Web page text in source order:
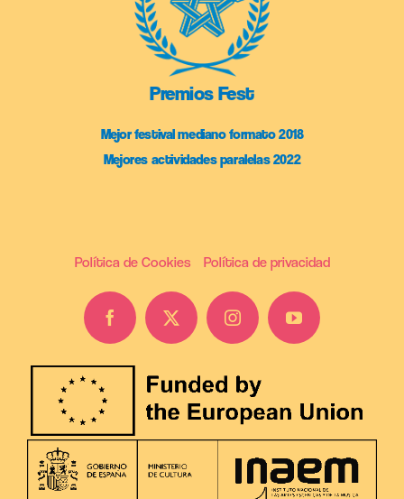
Premios Fest
Mejor festival mediano formato 2018
Mejores actividades paralelas 2022
Política de Cookies Política de privacidad